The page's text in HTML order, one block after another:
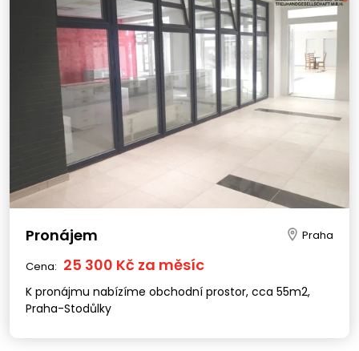
Pronájem Praha
Cena: 25 300 Kč za měsíc
K pronájmu nabízíme obchodní prostor, cca 55m2,
Praha-Stodůlky